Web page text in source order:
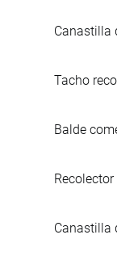
Canastilla
Tacho
Balde
Canastilla